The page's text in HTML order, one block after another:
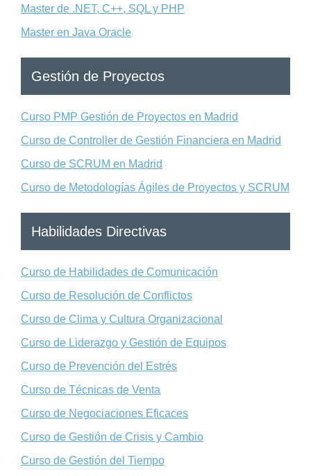
Master de .NET, C++, SQL y PHP
Master en Java Oracle
Gestión de Proyectos
Curso PMP Gestión de Proyectos en Madrid
Curso de Controller de Gestión Financiera en Madrid
Curso de SCRUM en Madrid
Curso de Metodologías Ágiles de Proyectos y SCRUM
Habilidades Directivas
Curso de Habilidades de Comunicación
Curso de Resolución de Conflictos
Curso de Clima y Cultura Organizacional
Curso de Liderazgo y Gestión de Equipos
Curso de Prevención del Estrés
Curso de Técnicas de Venta
Curso de Negociaciones Eficaces
Curso de Gestión de Crisis y Cambio
Curso de Gestión del Tiempo